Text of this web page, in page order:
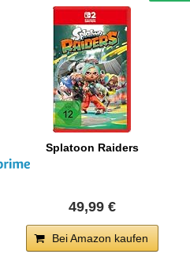
Splatoon Raiders
49,99 €
Bei Amazon kaufen